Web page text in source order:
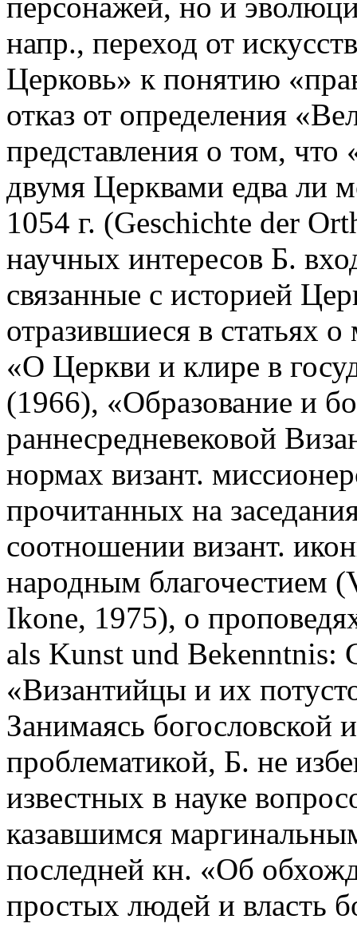
напр., переход от
Церковь» к понятию
отказ от определения
представления о том,
двумя Церквами едва ли
1054 г. (Geschichte der
научных интересов Б.
связанные с историей
отразившиеся в статьях
«О Церкви и клире в
(1966), «Образование и
раннесредневековой
нормах визант.
прочитанных на
соотношении визант.
народным благочестием
Ikone, 1975), о
als Kunst und Bekenntnis:
«Византийцы и их
Занимаясь богословской
проблематикой, Б. не
известных в науке
казавшимся
последней кн. «Об
простых людей и власть